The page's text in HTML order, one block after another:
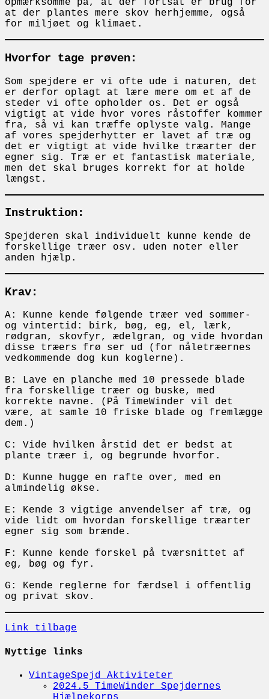
opmærksomme på, at der fortsat er brug for
at der plantes mere skov herhjemme, også
for miljøet og klimaet.
Hvorfor tage prøven:
Som spejdere er vi ofte ude i naturen, det
er derfor oplagt at lære mere om et af de
steder vi ofte opholder os. Det er også
vigtigt at vide hvor vores råstoffer kommer
fra, så vi kan træffe oplyste valg. Mange
af vores spejderhytter er lavet af træ og
det er vigtigt at vide hvilke træarter der
egner sig. Træ er et fantastisk materiale,
men det skal bruges korrekt for at holde
længst.
Instruktion:
Spejderen skal individuelt kunne kende de
forskellige træer osv. uden noter eller
anden hjælp.
Krav:
A: Kunne kende følgende træer ved sommer-
og vintertid: birk, bøg, eg, el, lærk,
rødgran, skovfyr, ædelgran, og vide hvordan
disse træers frø ser ud (for nåletræernes
vedkommende dog kun koglerne).
B: Lave en planche med 10 pressede blade
fra forskellige træer og buske, med
korrekte navne. (På TimeWinder vil det
være, at samle 10 friske blade og fremlægge
dem.)
C: Vide hvilken årstid det er bedst at
plante træer i, og begrunde hvorfor.
D: Kunne hugge en rafte over, med en
almindelig økse.
E: Kende 3 vigtige anvendelser af træ, og
vide lidt om hvordan forskellige træarter
egner sig som brænde.
F: Kunne kende forskel på tværsnittet af
eg, bøg og fyr.
G: Kende reglerne for færdsel i offentlig
og privat skov.
Link tilbage
Nyttige links
VintageSpejd Aktiviteter
2024.5 TimeWinder Spejdernes